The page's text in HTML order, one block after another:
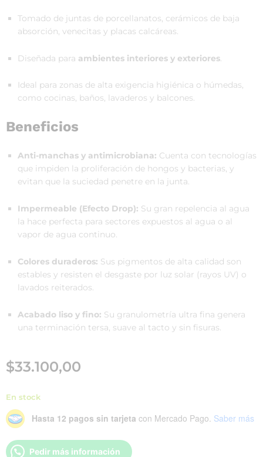
Tomado de juntas de porcellanatos, cerámicos de baja
absorción, venecitas y placas calcáreas.
Diseñada para ambientes interiores y exteriores
Ideal para zonas de alta exigencia higiénica o húmedas,
como cocinas, baños, lavaderos y balcones.
Beneficios
Anti-manchas y antimicrobiana: Cuenta con tecnologías
que impiden la proliferación de hongos y bacterias, y
evitan que la suciedad penetre en la junta.
Impermeable (Efecto Drop): Su gran repelencia al agua
la hace perfecta para sectores expuestos al agua o al
vapor de agua continuo.
Colores duraderos: Sus pigmentos de alta calidad son
estables y resisten el desgaste por luz solar (rayos UV) o
lavados reiterados.
Acabado liso y fino: Su granulometría ultra fina genera
una terminación tersa, suave al tacto y sin fisuras.
$33.100,00
En stock
Hasta 12 pagos sin tarjeta con Mercado Pago. Saber más
Pedir más información